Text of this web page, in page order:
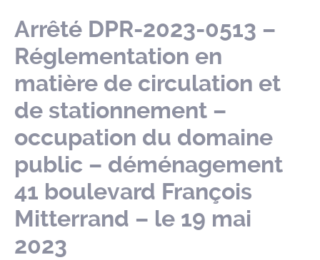
Arrêté DPR-2023-0513 –
Réglementation en
matière de circulation et
de stationnement –
occupation du domaine
public – déménagement
41 boulevard François
Mitterrand – le 19 mai
2023